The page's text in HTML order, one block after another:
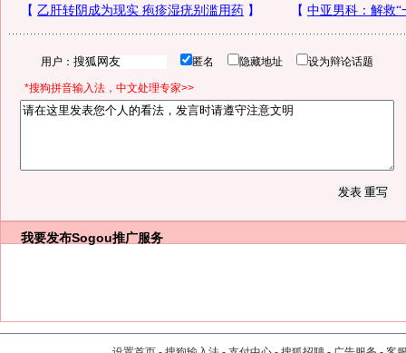
用户： 匿名 隐藏地址 设为辩论话题
*搜狗拼音输入法，中文处理专家>>
我要发布Sogou推广服务